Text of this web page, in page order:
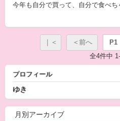
今年も自分で買って、自分で食べち
｜＜ ＜前へ P1
全4件中
プロフィール
ゆき